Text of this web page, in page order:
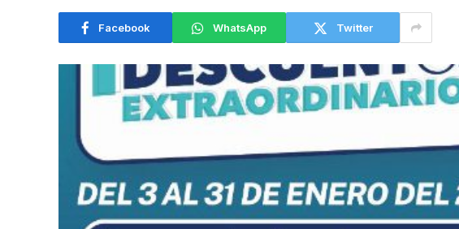
Facebook WhatsApp Twitter